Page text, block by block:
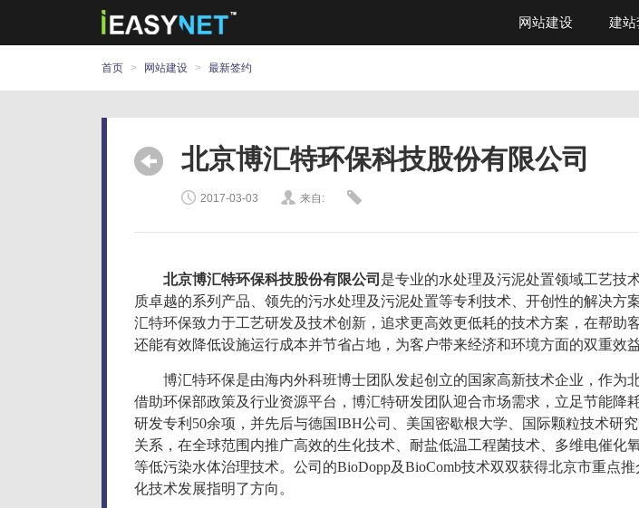
网站建设 建站
首页 > 网站建设 > 最新签约
北京博汇特环保科技股份有限公司
2017-03-03 来自:
北京博汇特环保科技股份有限公司 是专业的水处理及污泥处置领域工艺技
质卓越的系列产品、领先的污水处理及污泥处置等专利技术、开创性的解决方
汇特环保致力于工艺研发及技术创新，追求更高效更低耗的技术方案，在帮助
还能有效降低设施运行成本并节省占地，为客户带来经济和环境方面的双重效益
博汇特环保是由海内外科班博士团队发起创立的国家高新技术企业，作为
借助环保部政策及行业资源平台，博汇特研发团队迎合市场需求，立足节能降
研发专利50余项，并先后与德国IBH公司、美国密歇根大学、国际颗粒技术研
关系，在全球范围内推广高效的生化技术、耐盐低温工程菌技术、多维电催化
等低污染水体治理技术。公司的BioDopp及BioComb技术双双获得北京市重点
化技术发展指明了方向。